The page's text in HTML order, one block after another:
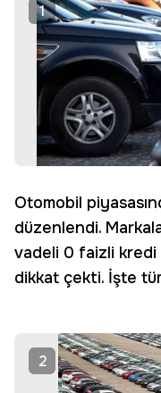
1
Otomobil
düzenlendi.
vadeli 0 faizli kredi
dikkat çekti. İşte
2